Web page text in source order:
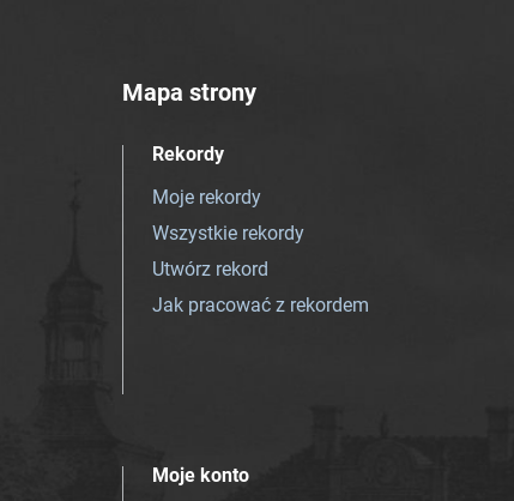
Mapa strony
Rekordy
Moje rekordy
Wszystkie rekordy
Utwórz rekord
Jak pracować z rekordem
Moje konto